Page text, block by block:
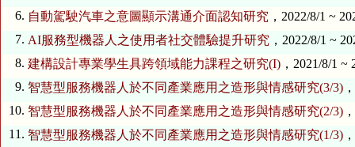
6. 自動駕駛汽車之意圖顯示溝通介面認知研究 ，2022/8/1 ~
7. AI服務型機器人之使用者社交體驗提升研究 ，2022/8/1 ~
8. 建構設計專業學生具跨領域能力課程之研究(I) ，2021/8/1 ~
9. 智慧型服務機器人於不同產業應用之造形與情感研究(3/3)
10. 智慧型服務機器人於不同產業應用之造形與情感研究(2/3)
11. 智慧型服務機器人於不同產業應用之造形與情感研究(1/3)